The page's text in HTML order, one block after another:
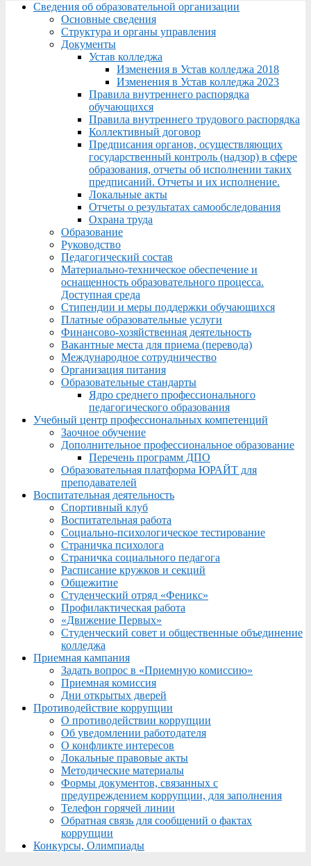
Menu
Сведения об образовательной организации
Основные сведения
Структура и органы управления
Документы
Устав колледжа
Изменения в Устав колледжа 2018
Изменения в Устав колледжа 2023
Правила внутреннего распорядка
обучающихся
Правила внутреннего трудового распорядка
Коллективный договор
Предписания органов, осуществляющих
государственный контроль (надзор) в сфере
образования, отчеты об исполнении таких
предписаний. Отчеты и их исполнение.
Локальные акты
Отчеты о результатах самообследования
Охрана труда
Образование
Руководство
Педагогический состав
Материально-техническое обеспечение и
оснащенность образовательного процесса.
Доступная среда
Стипендии и меры поддержки обучающихся
Платные образовательные услуги
Финансово-хозяйственная деятельность
Вакантные места для приема (перевода)
Международное сотрудничество
Организация питания
Образовательные стандарты
Ядро среднего профессионального
педагогического образования
Учебный центр профессиональных компетенций
Заочное обучение
Дополнительное профессиональное образование
Перечень программ ДПО
Образовательная платформа ЮРАЙТ для
преподавателей
Воспитательная деятельность
Спортивный клуб
Воспитательная работа
Социально-психологическое тестирование
Страничка психолога
Страничка социального педагога
Расписание кружков и секций
Общежитие
Студенческий отряд «Феникс»
Профилактическая работа
«Движение Первых»
Студенческий совет и общественные объединение
колледжа
Приемная кампания
Задать вопрос в «Приемную комиссию»
Приемная комиссия
Дни открытых дверей
Противодействие коррупции
О противодействии коррупции
Об уведомлении работодателя
О конфликте интересов
Локальные правовые акты
Методические материалы
Формы документов, связанных с
предупреждением коррупции, для заполнения
Телефон горячей линии
Обратная связь для сообщений о фактах
коррупции
Конкурсы, Олимпиады